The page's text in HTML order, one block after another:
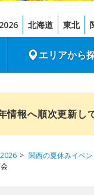
北海道 東北
エリアから
情報へ順次更新し
関西の夏休みイベ